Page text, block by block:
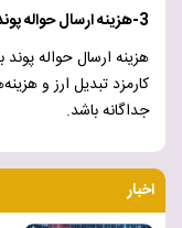
3-هزینه ارسال حواله پوند به انگلیس چقدر است؟
هزینه ارسال حواله
کارمزد تبدیل ارز و
جداگانه باشد.
اخبار